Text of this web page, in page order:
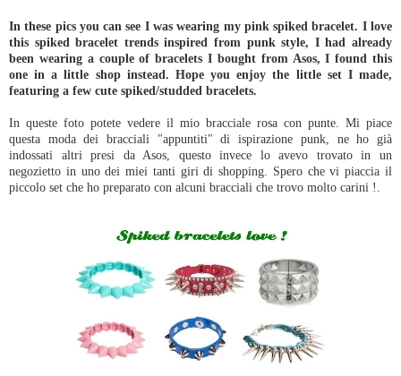
In these pics you can see I was wearing my pink spiked bracelet. I love
this spiked bracelet trends inspired from punk style, I had already
been wearing a couple of bracelets I bought from Asos, I found this
one in a little shop instead. Hope you enjoy the little set I made,
featuring a few cute spiked/studded bracelets.
In queste foto potete vedere il mio bracciale rosa con punte. Mi piace
questa moda dei bracciali "appuntiti" di ispirazione punk, ne ho già
indossati altri presi da Asos, questo invece lo avevo trovato in un
negozietto in uno dei miei tanti giri di shopping. Spero che vi piaccia il
piccolo set che ho preparato con alcuni bracciali che trovo molto carini !.